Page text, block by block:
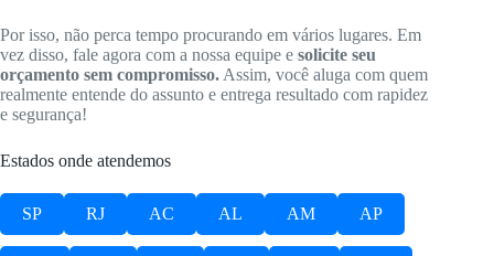
Por isso, não perca tempo procurando em vários lugares. Em
vez disso, fale agora com a nossa equipe e solicite seu
orçamento sem compromisso. Assim, você aluga com quem
realmente entende do assunto e entrega resultado com rapidez
e segurança!
Estados onde atendemos
SP RJ AC AL AM AP